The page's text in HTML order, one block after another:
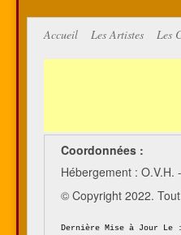
Accueil Les Artistes Les
Coordonnées :
Hébergement : O.V.H.
© Copyright 2022.
Dernière Mise à Jour Le :